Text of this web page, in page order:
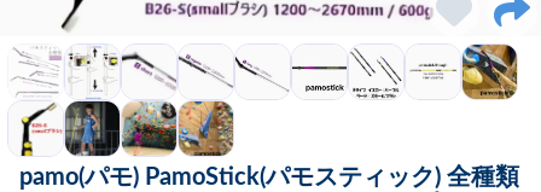
pamo(パモ) PamoStick(パモスティック) 全種類